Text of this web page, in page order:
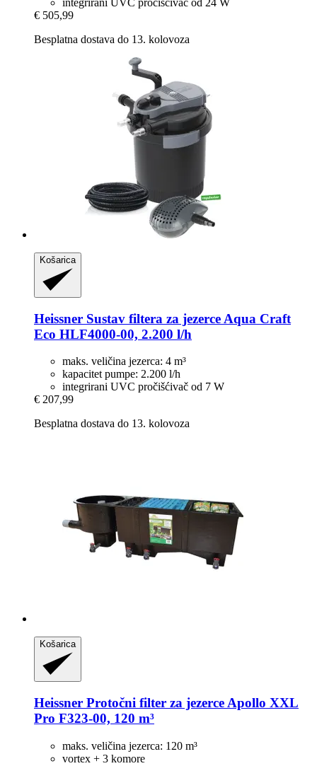
integrirani UVC pročišćivač od 24 W
€ 505,99
Besplatna dostava do 13. kolovoza
Košarica
Heissner Sustav filtera za jezerce Aqua Craft
Eco HLF4000-​00, 2.200 l/h
maks. veličina jezerca: 4 m³
kapacitet pumpe: 2.200 l/h
integrirani UVC pročišćivač od 7 W
€ 207,99
Besplatna dostava do 13. kolovoza
Košarica
Heissner Protočni filter za jezerce Apollo XXL
Pro F323-​00, 120 m³
maks. veličina jezerca: 120 m³
vortex + 3 komore